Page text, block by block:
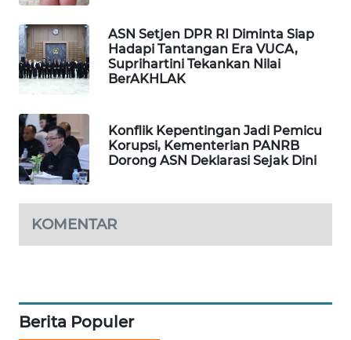
ASN Setjen DPR RI Diminta Siap
Hadapi Tantangan Era VUCA,
Suprihartini Tekankan Nilai
BerAKHLAK
Konflik Kepentingan Jadi Pemicu
Korupsi, Kementerian PANRB
Dorong ASN Deklarasi Sejak Dini
KOMENTAR
Berita Populer
WAHANA
SPORT
WAHANA
UMKM
WAHANA
OTOMOTIF